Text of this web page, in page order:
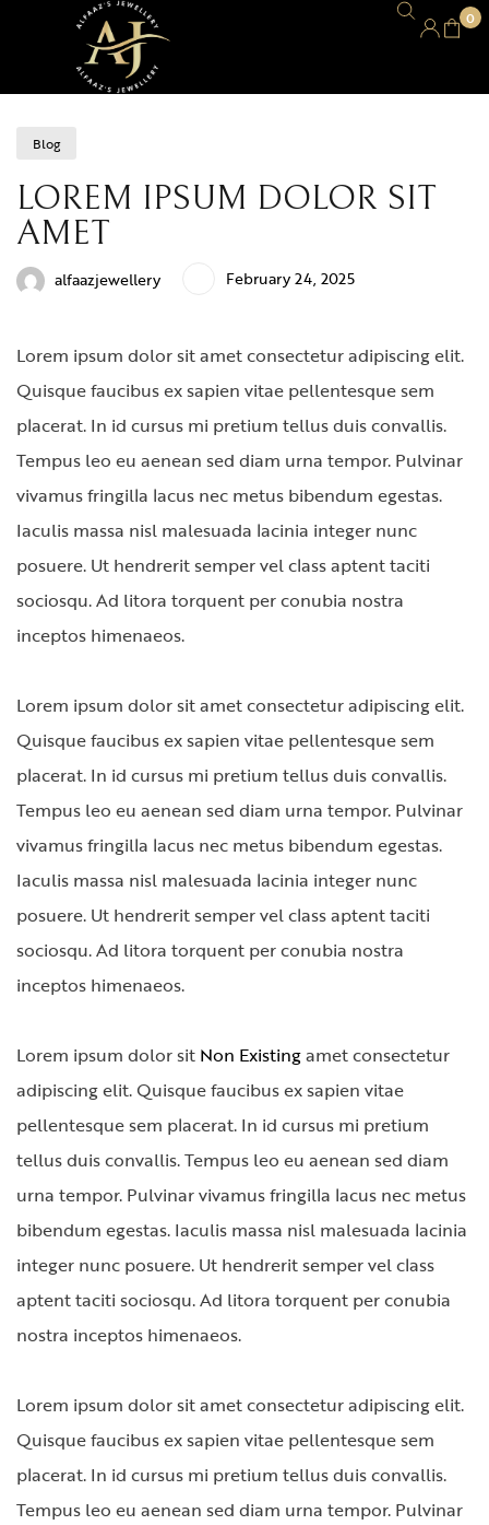
0
Blog
LOREM IPSUM DOLOR SIT
AMET
alfaazjewellery February 24, 2025
Lorem ipsum dolor sit amet consectetur adipiscing elit.
Quisque faucibus ex sapien vitae pellentesque sem
placerat. In id cursus mi pretium tellus duis convallis.
Tempus leo eu aenean sed diam urna tempor. Pulvinar
vivamus fringilla lacus nec metus bibendum egestas.
Iaculis massa nisl malesuada lacinia integer nunc
posuere. Ut hendrerit semper vel class aptent taciti
sociosqu. Ad litora torquent per conubia nostra
inceptos himenaeos.
Lorem ipsum dolor sit amet consectetur adipiscing elit.
Quisque faucibus ex sapien vitae pellentesque sem
placerat. In id cursus mi pretium tellus duis convallis.
Tempus leo eu aenean sed diam urna tempor. Pulvinar
vivamus fringilla lacus nec metus bibendum egestas.
Iaculis massa nisl malesuada lacinia integer nunc
posuere. Ut hendrerit semper vel class aptent taciti
sociosqu. Ad litora torquent per conubia nostra
inceptos himenaeos.
Lorem ipsum dolor sit Non Existingamet consectetur
adipiscing elit. Quisque faucibus ex sapien vitae
pellentesque sem placerat. In id cursus mi pretium
tellus duis convallis. Tempus leo eu aenean sed diam
urna tempor. Pulvinar vivamus fringilla lacus nec metus
bibendum egestas. Iaculis massa nisl malesuada lacinia
integer nunc posuere. Ut hendrerit semper vel class
aptent taciti sociosqu. Ad litora torquent per conubia
nostra inceptos himenaeos.
Lorem ipsum dolor sit amet consectetur adipiscing elit.
Quisque faucibus ex sapien vitae pellentesque sem
placerat. In id cursus mi pretium tellus duis convallis.
Tempus leo eu aenean sed diam urna tempor. Pulvinar